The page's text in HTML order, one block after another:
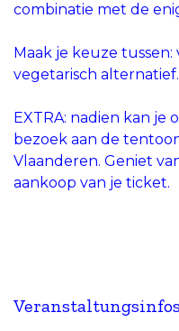
combinatie met de
Maak je keuze
vegetarisch alternatief.
EXTRA: nadien kan je
bezoek aan de
Vlaanderen. Geniet
aankoop van je ticket.
Veranstaltungsinfos